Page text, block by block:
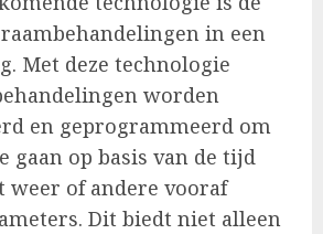
in een
Met deze technologie
worden
en geprogrammeerd om
gaan op basis van de tijd
weer of andere vooraf
Dit biedt niet alleen